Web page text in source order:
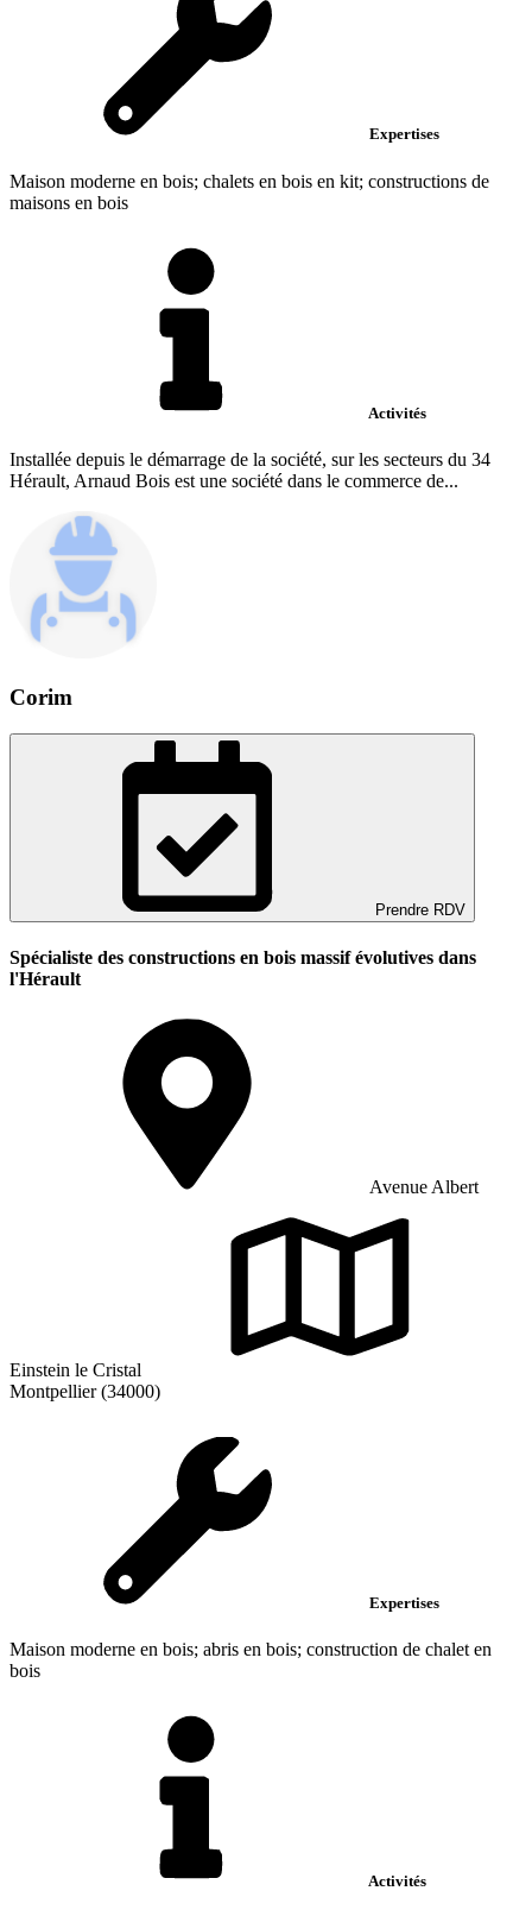
Expertises
Maison moderne en bois; chalets en bois en kit; constructions de
maisons en bois
Activités
Installée depuis le démarrage de la société, sur les secteurs du 34
Hérault, Arnaud Bois est une société dans le commerce de...
Corim
Prendre RDV
Spécialiste des constructions en bois massif évolutives dans
l'Hérault
Avenue Albert
Einstein le Cristal
Montpellier (34000)
Expertises
Maison moderne en bois; abris en bois; construction de chalet en
bois
Activités